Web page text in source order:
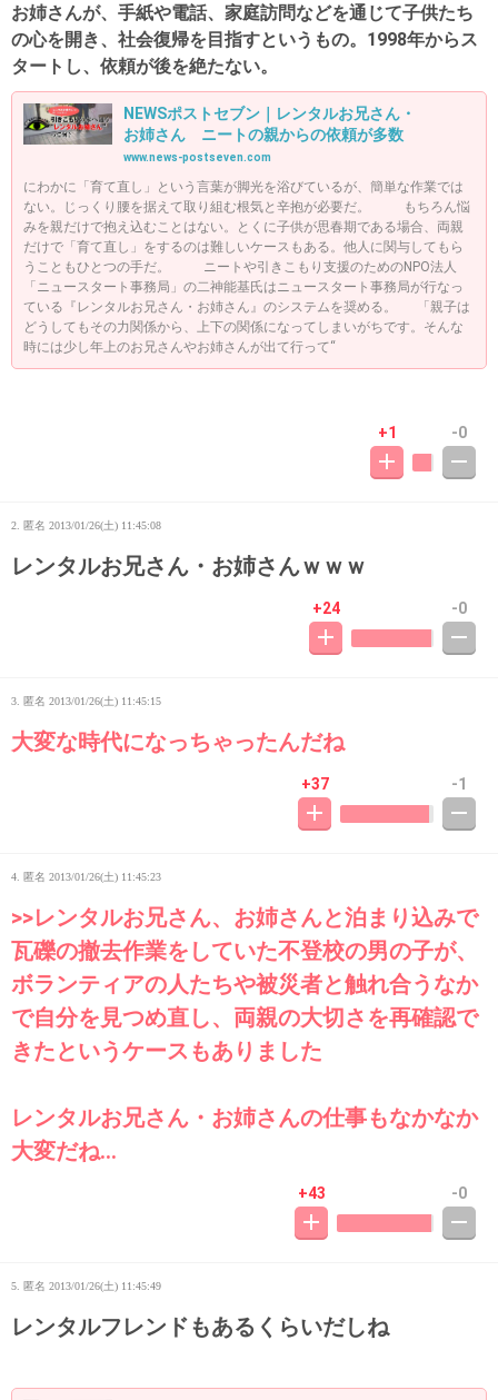
お姉さんが、手紙や電話、家庭訪問などを通じて子供たち
の心を開き、社会復帰を目指すというもの。1998年からス
タートし、依頼が後を絶たない。
NEWSポストセブン｜レンタルお兄さん・
お姉さん ニートの親からの依頼が多数
www.news-postseven.com
にわかに「育て直し」という言葉が脚光を浴びているが、簡単な作業では
ない。じっくり腰を据えて取り組む根気と辛抱が必要だ。 もちろん悩
みを親だけで抱え込むことはない。とくに子供が思春期である場合、両親
だけで「育て直し」をするのは難しいケースもある。他人に関与してもら
うこともひとつの手だ。 ニートや引きこもり支援のためのNPO法人
「ニュースタート事務局」の二神能基氏はニュースタート事務局が行なっ
ている『レンタルお兄さん・お姉さん』のシステムを奨める。 「親子は
どうしてもその力関係から、上下の関係になってしまいがちです。そんな
時には少し年上のお兄さんやお姉さんが出て行って“
+1 -0
2. 匿名 2013/01/26(土) 11:45:08
レンタルお兄さん・お姉さんｗｗｗ
+24 -0
3. 匿名 2013/01/26(土) 11:45:15
大変な時代になっちゃったんだね
+37 -1
4. 匿名 2013/01/26(土) 11:45:23
>>レンタルお兄さん、お姉さんと泊まり込みで
瓦礫の撤去作業をしていた不登校の男の子が、
ボランティアの人たちや被災者と触れ合うなか
で自分を見つめ直し、両親の大切さを再確認で
きたというケースもありました
レンタルお兄さん・お姉さんの仕事もなかなか
大変だね…
+43 -0
5. 匿名 2013/01/26(土) 11:45:49
レンタルフレンドもあるくらいだしね